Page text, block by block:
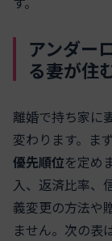
アンダー
る妻が住
離婚で持ち家に
変わります。ま
優先順位を定め
入、返済比率、
義変更の方法や
ません。次の表